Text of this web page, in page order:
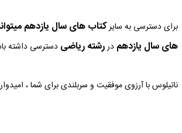
برای دسترسی به سایرکتاب های سال یازدهم
های سال یازدهم دررشته ریاضی دسترسی داشته
ناتیلوس با آرزوی موفقیت و سربلندی برای شما ،